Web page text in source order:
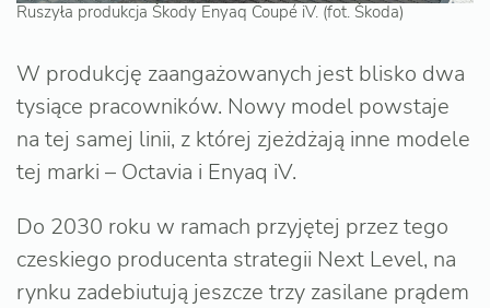
Ruszyła produkcja Škody Enyaq Coupé iV. (fot. Škoda)
W produkcję zaangażowanych jest blisko dwa
tysiące pracowników. Nowy model powstaje
na tej samej linii, z której zjeżdżają inne modele
tej marki – Octavia i Enyaq iV.
Do 2030 roku w ramach przyjętej przez tego
czeskiego producenta strategii Next Level, na
rynku zadebiutują jeszcze trzy zasilane prądem